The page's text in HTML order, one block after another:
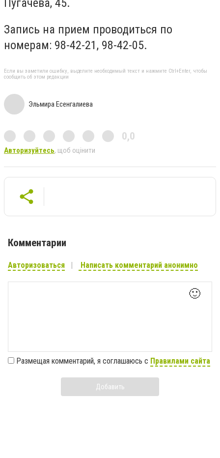
Пугачева, 45.
Запись на прием проводиться по
номерам: 98-42-21, 98-42-05.
Если вы заметили ошибку, выделите необходимый текст и нажмите Ctrl+Enter, чтобы
сообщить об этом редакции
Эльмира Есенгалиева
0,0
Авторизуйтесь, щоб оцінити
Комментарии
Авторизоваться Написать комментарий анонимно
🙂
Размещая комментарий, я соглашаюсь с Правилами сайта
Добавить